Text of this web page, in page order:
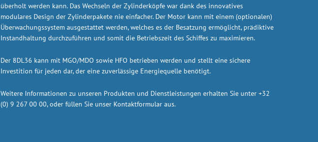
überholt werden kann. Das Wechseln der Zylinderköpfe war dank des innovatives
modulares Design der Zylinderpakete nie einfacher. Der Motor kann mit einem (optionalen)
Überwachungssystem ausgestattet werden, welches es der Besatzung ermöglicht, prädiktive
Instandhaltung durchzuführen und somit die Betriebszeit des Schiffes zu maximieren.
Der 8DL36 kann mit MGO/MDO sowie HFO betrieben werden und stellt eine sichere
Investition für jeden dar, der eine zuverlässige Energiequelle benötigt.
Weitere Informationen zu unseren Produkten und Dienstleistungen erhalten Sie unter +32
(0) 9 267 00 00, oder füllen Sie unser Kontaktformular aus.